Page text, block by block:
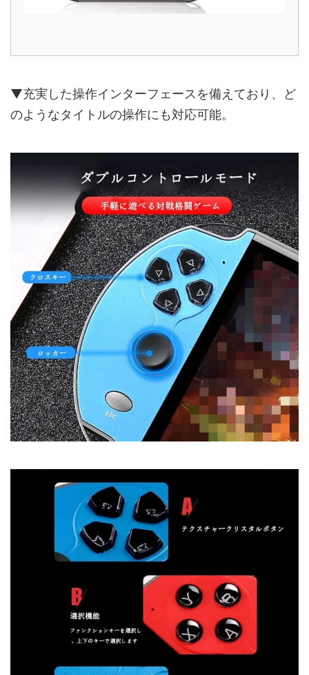
▼充実した操作インターフェースを備えており、ど
のようなタイトルの操作にも対応可能。